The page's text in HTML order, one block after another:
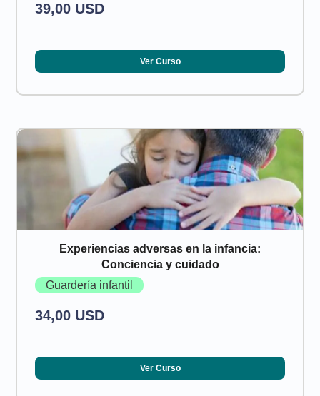
39,00 USD
Ver Curso
Experiencias adversas en la infancia:
Conciencia y cuidado
Guardería infantil
34,00 USD
Ver Curso